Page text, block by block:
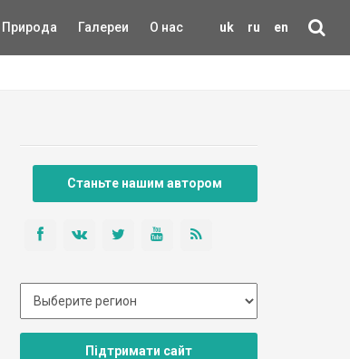
uk ru en
Природа Галереи О нас
Станьте нашим автором
Підтримати сайт